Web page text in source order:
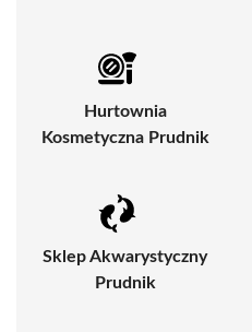
Hurtownia
Kosmetyczna Prudnik
Sklep Akwarystyczny
Prudnik